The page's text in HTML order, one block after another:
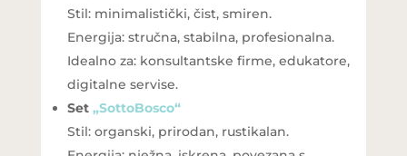
Stil: minimalistički, čist, smiren.
Energija: stručna, stabilna, profesionalna.
Idealno za: konsultantske firme, edukatore,
digitalne servise.
Set „SottoBosco“
Stil: organski, prirodan, rustikalan.